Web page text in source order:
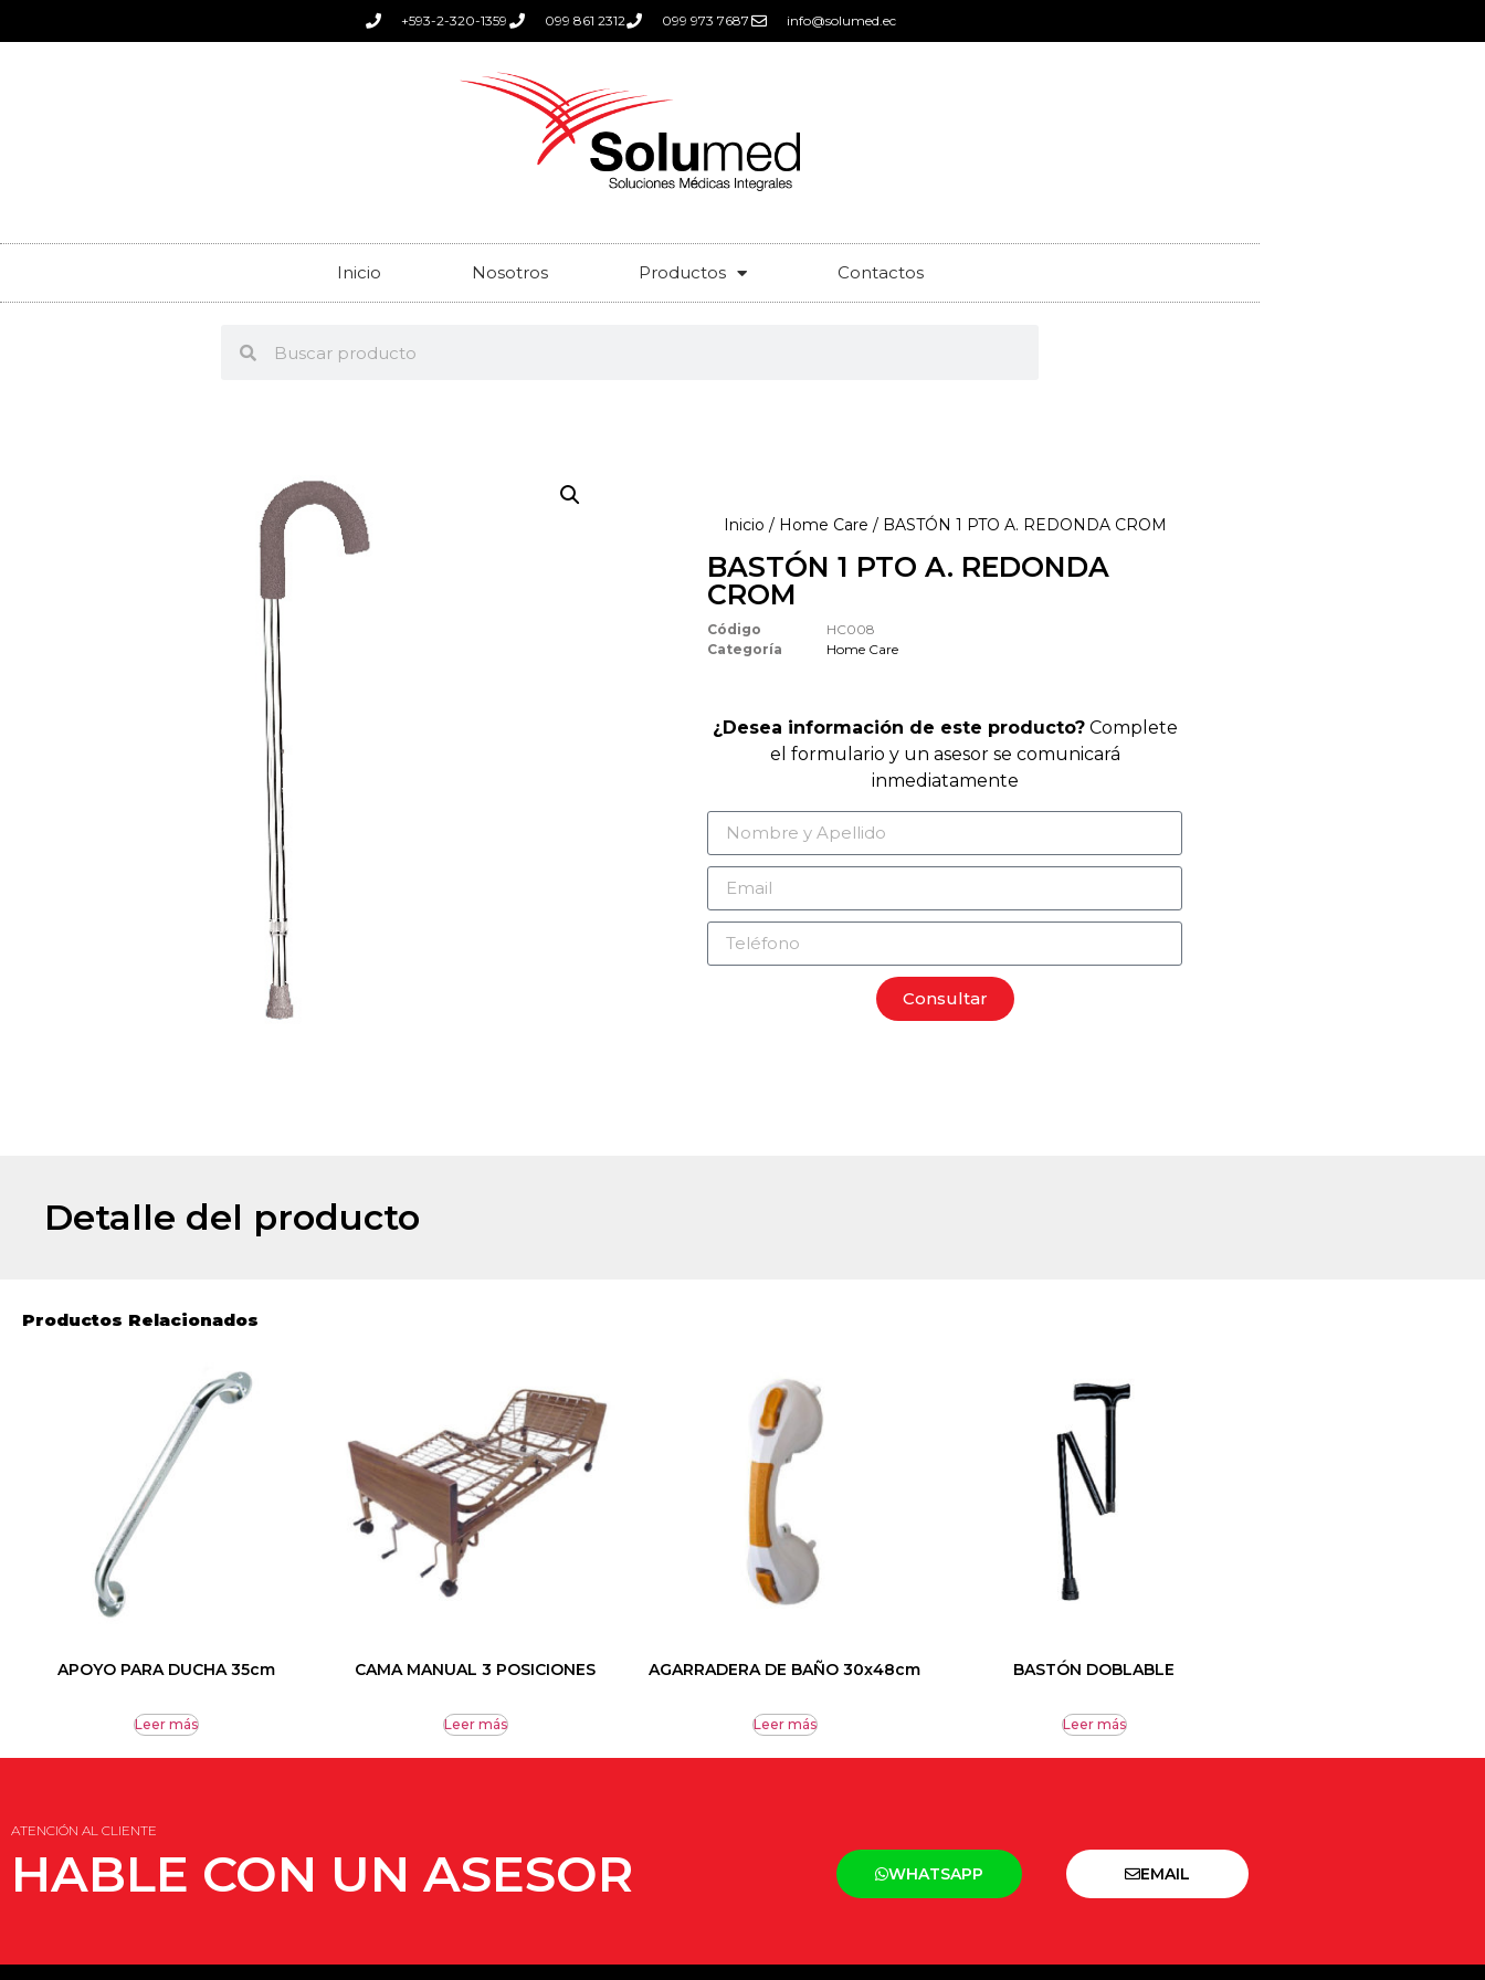
+593-2-320-1359 099 861 2312 099 973 7687 info@solumed.ec
Inicio Nosotros Productos Contactos
Inicio / Home Care / BASTÓN 1 PTO A. REDONDA CROM
BASTÓN 1 PTO A. REDONDA
CROM
Código
HC008
Categoría
Home Care
¿Desea información de este producto?Complete
el formulario y un asesor se comunicará
inmediatamente
Consultar
Detalle del producto
Productos Relacionados
APOYO PARA DUCHA 35cm
Leer más
CAMA MANUAL 3 POSICIONES
Leer más
AGARRADERA DE BAÑO 30x48cm
Leer más
BASTÓN DOBLABLE
Leer más
ATENCIÓN AL CLIENTE
HABLE CON UN ASESOR WHATSAPP EMAIL